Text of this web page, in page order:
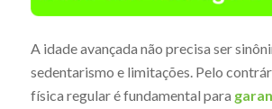
A idade avançada não precisa ser
sedentarismo e limitações. Pelo
física regular é fundamental para